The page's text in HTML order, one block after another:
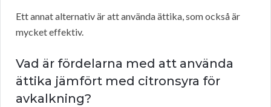
Ett annat alternativ är att använda ättika, som också är
mycket effektiv.
Vad är fördelarna med att använda
ättika jämfört med citronsyra för
avkalkning?